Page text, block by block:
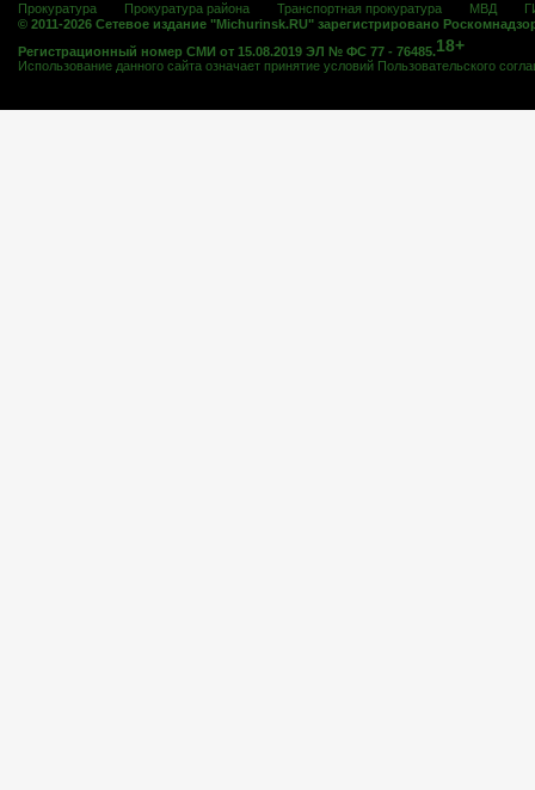
Прокуратура
Прокуратура района Транспортная прокуратура МВД
© 2011-2026 Сетевое издание "Michurinsk.RU" зарегистрировано
Регистрационный номер СМИ от 15.08.2019 ЭЛ № ФС 77 - 76485.18+
Использование данного сайта означает принятие условий Пользовательского